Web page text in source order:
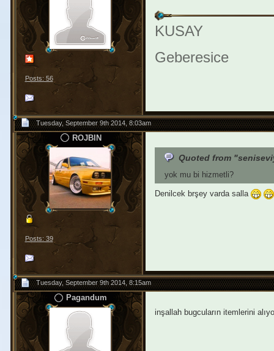
Posts: 56
KUSAY
Geberesice
Tuesday, September 9th 2014, 8:03am
ROJBIN
Posts: 39
Quoted from
yok mu bi hizmetli?
Denilcek brşey varda salla
Tuesday, September 9th 2014, 8:15am
Pagandum
inşallah bugcuların itemlerini